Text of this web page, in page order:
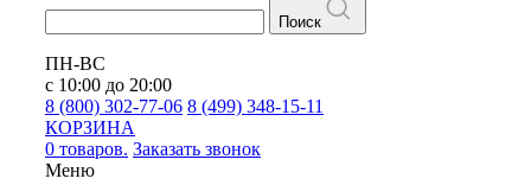
Поиск
ПН-ВС
с 10:00 до 20:00
8 (800) 302-77-06 8 (499) 348-15-11
КОРЗИНА
0 товаров. Заказать звонок
Меню